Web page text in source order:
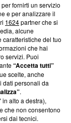
su Blasting
ci impegniamo a
aderenza a
non è
di farne
verifica di
fornirti un servizio
e per analizzare il
1624partner che si
alcune
caratteristiche del tuo
che hai
servizi. Puoi
“Accetta tutti”
scelte, anche
dati personali da
.
in alto a destra),
che non consentono
dai tecnici.